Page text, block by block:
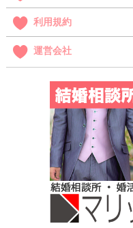
利用規約
運営会社